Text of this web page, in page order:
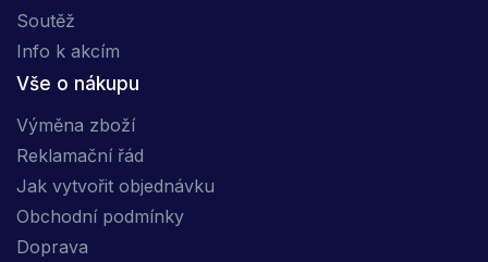
Soutěž
Info k akcím
Vše o nákupu
Výměna zboží
Reklamační řád
Jak vytvořit objednávku
Obchodní podmínky
Doprava